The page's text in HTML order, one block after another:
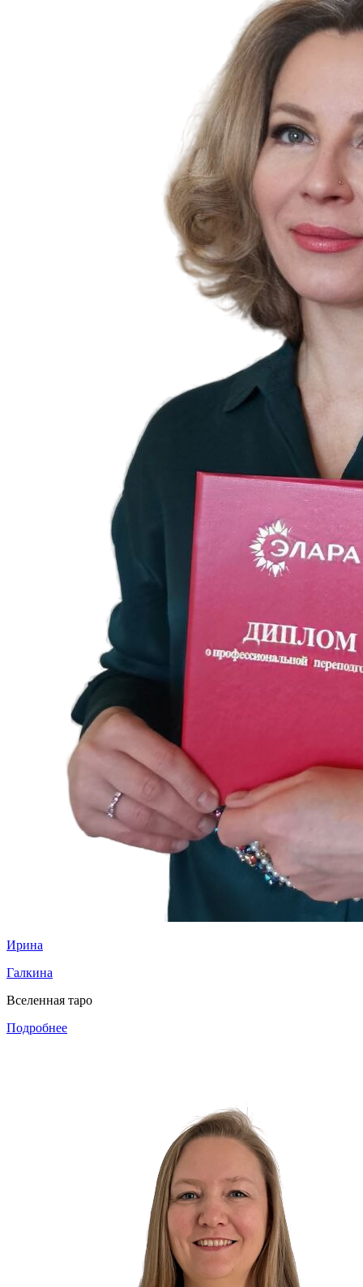
Ирина
Галкина
Вселенная таро
Подробнее